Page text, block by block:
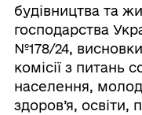
будівництва та
господарства
№178/24,
комісії з питань
населення,
здоров’я, освіти,